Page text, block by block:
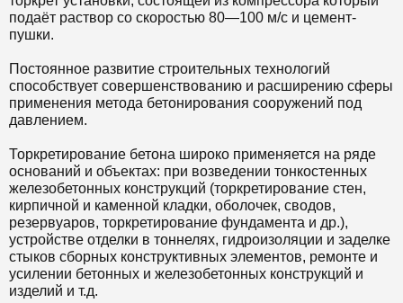
подаёт раствор со скоростью 80—100 м/с и цемент-
пушки.
Постоянное развитие строительных технологий
способствует совершенствованию и расширению сферы
применения метода бетонирования сооружений под
давлением.
Торкретирование бетона широко применяется на ряде
оснований и объектах: при возведении тонкостенных
железобетонных конструкций (торкретирование стен,
кирпичной и каменной кладки, оболочек, сводов,
резервуаров, торкретирование фундамента и др.),
устройстве отделки в тоннелях, гидроизоляции и заделке
стыков сборных конструктивных элементов, ремонте и
усилении бетонных и железобетонных конструкций и
изделий и т.д.